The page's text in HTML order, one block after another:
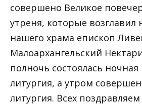
совершено Великое
утреня, которые возглавил
нашего храма епископ
Малоархангельский
полночь состоялась
литургия, а утром
литургия. Всех